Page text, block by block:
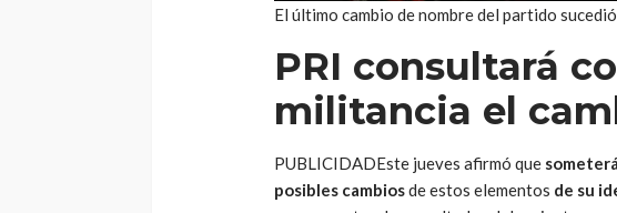
El último cambio de nombre del partido
PRI consultará
militancia el
PUBLICIDADEste jueves afirmó que
posibles cambiosde estos elementos de su